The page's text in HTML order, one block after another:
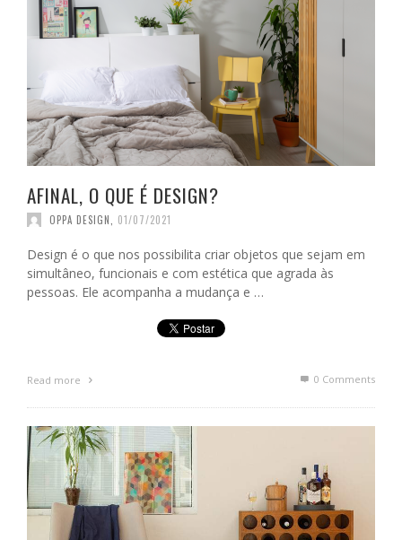
AFINAL, O QUE É DESIGN?
OPPA DESIGN 01/07/2021
Design é o que nos possibilita criar objetos que sejam em
simultâneo, funcionais e com estética que agrada às
pessoas. Ele acompanha a mudança e …
Read more 0 Comments